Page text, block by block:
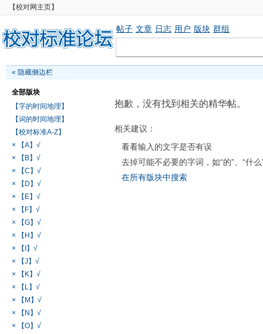
【校对网主页】
帖子 文章 日志 用户 版块 群组
« 隐藏侧边栏
全部版块
【字的时间地理】
【词的时间地理】
【校对标准A-Z】
× 【A】√
× 【B】√
× 【C】√
× 【D】√
× 【E】√
× 【F】√
× 【G】√
× 【H】√
× 【I】√
× 【J】√
× 【K】√
× 【L】√
× 【M】√
× 【N】√
× 【O】√
抱歉，没有找到相关的精华帖。
相关建议：
看看输入的文字是否有误
去掉可能不必要的字词，如“的”、“什么
在所有版块中搜索